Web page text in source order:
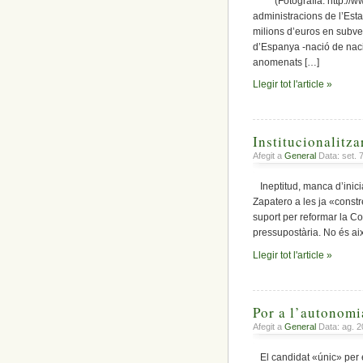
administracions de
milions d’euros en
d’Espanya -nació de
anomenats […]
Llegir tot l'article »
Afegit a General Data: set.
Ineptitud, manca
Zapatero a les ja
suport per reformar la
pressupostària. No és
Llegir tot l'article »
Por a
Afegit a General Data: ag.
El candidat «únic» per